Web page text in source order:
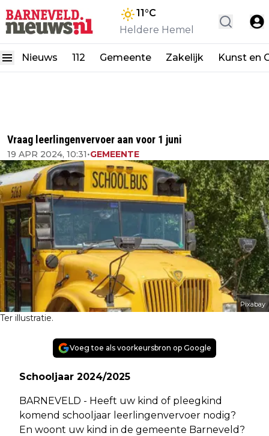
11°C
Heldere Hemel
Nieuws 112 Gemeente Zakelijk Kunst en
Vraag leerlingenvervoer aan voor 1 juni
19 APR 2024, 10:31•GEMEENTE
Pixabay
Ter illustratie.
Voeg toe als voorkeursbron op Google
Schooljaar 2024/2025
BARNEVELD - Heeft uw kind of pleegkind
komend schooljaar leerlingenvervoer nodig?
En woont uw kind in de gemeente Barneveld?